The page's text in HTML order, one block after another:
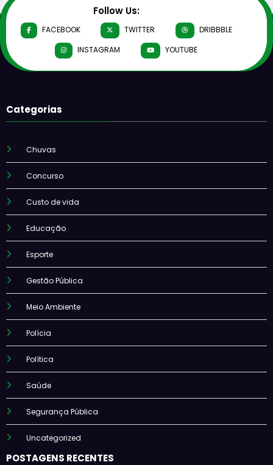
Follow Us:
FACEBOOK TWITTER
DRIBBBLE
INSTAGRAM
YOUTUBE
Categorias
Chuvas
Concurso
Custo de vida
Educação
Esporte
Gestão Pública
Meio Ambiente
Polícia
Política
Saúde
Segurança Pública
Uncategorized
POSTAGENS RECENTES